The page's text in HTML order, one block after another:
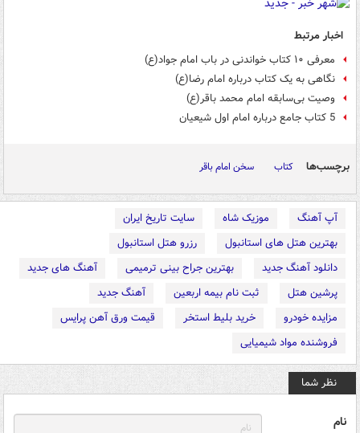
اخبار مرتبط
معرفی ۱۰ کتاب خواندنی در باب امام جواد(ع)
نگاهی به یک کتاب درباره امام رضا(ع)
وصیت بی‌سابقه امام محمد باقر(ع)
5 کتاب جامع درباره امام اول شیعیان
برچسب‌ها کتاب سخن امام باقر
آپ آهنگ موزیک شاه
سایت تاریخ ایران
بهترین هتل های استانبول
رزرو هتل استانبول
دانلود آهنگ جدید
بهترین جراح بینی ترمیمی
آهنگ های جدید
پرشین هتل
ثبت نام بیمه اربعین
آهنگ جدید
مزایده خودرو
خرید بلیط استخر
قیمت ورق آهن پرایس
فروشنده مواد شیمیایی
نظر شما
نام